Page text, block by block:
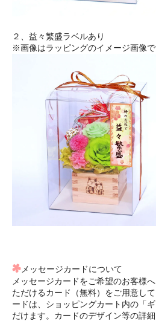
２、益々繁盛ラベルあり
※画像はラッピングのイメージ画像で
メッセージカードについて
メッセージカードをご希望のお客様
ただけるカード（無料）をご用意し
ードは、ショッピングカート内の「
だけます。カードのデザイン等の詳